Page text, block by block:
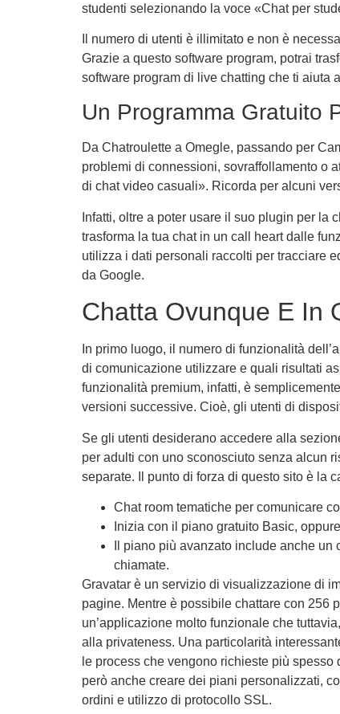
studenti selezionando la voce «Chat per
Il numero di utenti è illimitato e non è
Grazie a questo software program, potrai
software program di live chatting che ti aiuta
Un Programma Gratuito
Da Chatroulette a Omegle, passando per
problemi di connessioni, sovraffollamento o
di chat video casuali». Ricorda per alcuni
Infatti, oltre a poter usare il suo plugin per
trasforma la tua chat in un call heart dalle
utilizza i dati personali raccolti per tracciare
da Google.
Chatta Ovunque E In
In primo luogo, il numero di funzionalità
di comunicazione utilizzare e quali risultati
funzionalità premium, infatti, è
versioni successive. Cioè, gli utenti di
Se gli utenti desiderano accedere alla
per adulti con uno sconosciuto senza alcun
separate. Il punto di forza di questo sito è la
Chat room tematiche per comunicare
Inizia con il piano gratuito Basic,
Il piano più avanzato include anche
chiamate.
Gravatar è un servizio di visualizzazione di
pagine. Mentre è possibile chattare con 256
un’applicazione molto funzionale che
alla privateness. Una particolarità
le process che vengono richieste più
però anche creare dei piani personalizzati,
ordini e utilizzo di protocollo SSL.